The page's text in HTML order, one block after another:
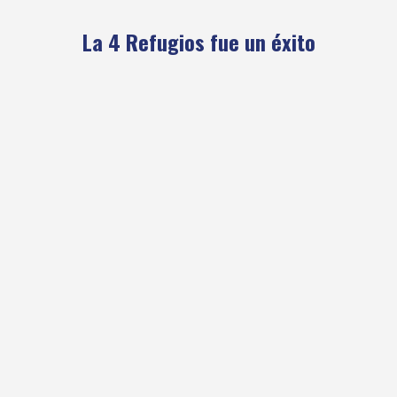
La 4 Refugios fue un éxito